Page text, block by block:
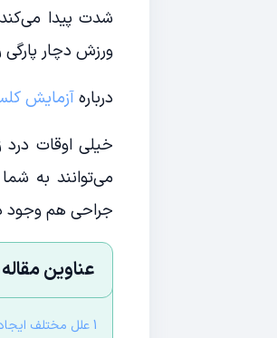
شدت پیدا
ورزش دچار
دربارهآزمایش
خیلی اوقات درد
می‌توانند به
جراحی هم وجود
عناوین مقاله
1 علل مختلف ایجاد درد زانو